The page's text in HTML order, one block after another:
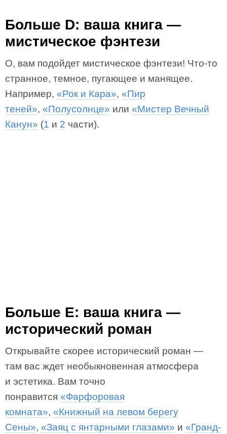
Больше D: ваша книга —
мистическое фэнтези
О, вам подойдет мистическое фэнтези! Что-то
странное, темное, пугающее и манящее.
Например, «Рок и Кара», «Пир
теней», «Полусолнце» или «Мистер Вечный
Канун» (1 и 2 части).
Больше E: ваша книга —
исторический роман
Открывайте скорее исторический роман —
там вас ждет необыкновенная атмосфера
и эстетика. Вам точно
понравится «Фарфоровая
комната», «Книжный на левом берегу
Сены», «Заяц с янтарными глазами» и «Гранд-